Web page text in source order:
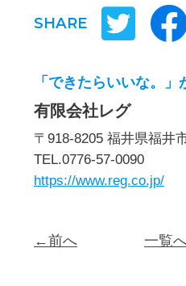
SHARE
「できたらいいな。」
有限会社レグ
〒918-8205 福井県福井
TEL.0776-57-0090
https://www.reg.co.jp/
←前へ 一覧